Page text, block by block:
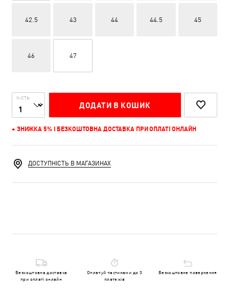
42.5 43 44 44.5 45
46 47
К-СТЬ
ДОДАТИ В КОШИК
+ ЗНИЖКА 5% І БЕЗКОШТОВНА ДОСТАВКА ПРИ ОПЛАТІ ОНЛАЙН
ДОСТУПНІСТЬ В МАГАЗИНАХ
Безкоштовна доставка
при оплаті онлайн
Оплачуй частинами до 3
платежів
Безкоштовне повернення